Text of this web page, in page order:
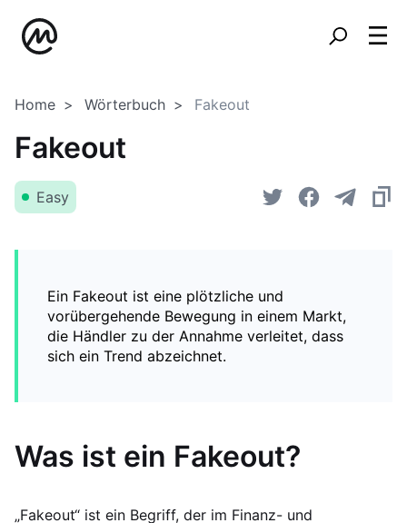
Home Wörterbuch Fakeout
Fakeout
Easy
Ein Fakeout ist eine plötzliche und
vorübergehende Bewegung in einem Markt,
die Händler zu der Annahme verleitet, dass
sich ein Trend abzeichnet.
Was ist ein Fakeout?
„Fakeout“ ist ein Begriff, der im Finanz- und